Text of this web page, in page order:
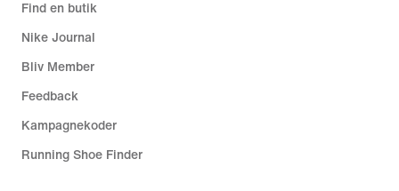
Find en butik
Nike Journal
Bliv Member
Feedback
Kampagnekoder
Running Shoe Finder